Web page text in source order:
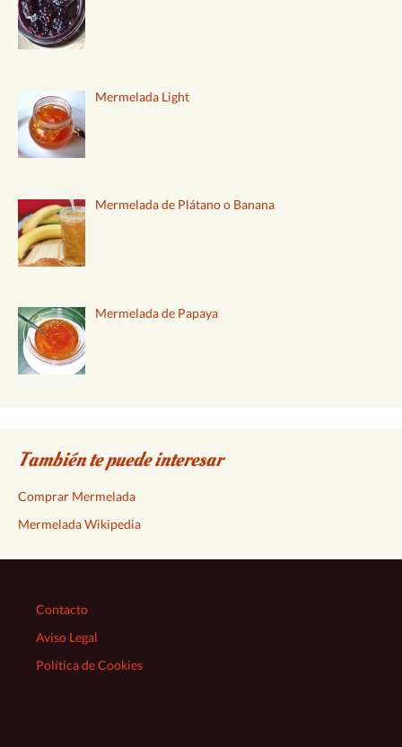
Mermelada Light
Mermelada de Plátano o Banana
Mermelada de Papaya
También te puede interesar
Comprar Mermelada
Mermelada Wikipedia
Contacto
Aviso Legal
Política de Cookies